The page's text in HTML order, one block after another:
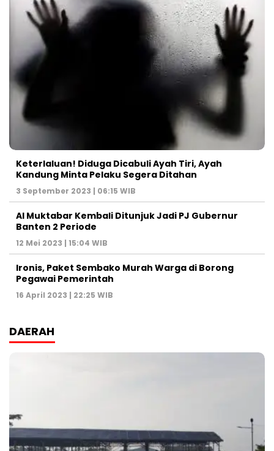
Keterlaluan! Diduga Dicabuli Ayah Tiri, Ayah
Kandung Minta Pelaku Segera Ditahan
3 September 2023 | 06:15 WIB
Al Muktabar Kembali Ditunjuk Jadi PJ Gubernur
Banten 2 Periode
12 Mei 2023 | 15:04 WIB
Ironis, Paket Sembako Murah Warga di Borong
Pegawai Pemerintah
16 April 2023 | 22:25 WIB
DAERAH